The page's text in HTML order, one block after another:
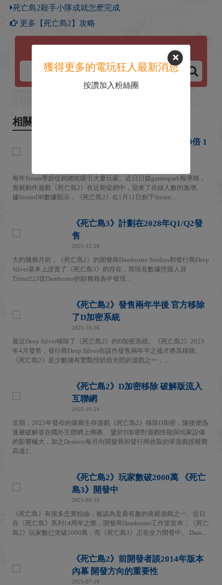
死亡島2殺手小隊成就怎麽完成
更多【死亡島2】攻略
相關新聞
《死亡島2》Steam玩家數暴漲40倍 1
每年Steam季節促銷總能吸引大量玩家。近日日媒gamespark報導稱，
喪屍動作遊戲《死亡島2》在近期促銷中，迎來了在線人數的激增。
據SteamDB數據顯示，《死亡島2》在1月11日創下Steam...
《死亡島3》計劃在2028年Q1/Q2發
售
2025-12-16
大約幾個月前，《死亡島2》的開發商Dambuster Studios和發行商Deep
Silver基本上證實了《死亡島3》的存在，而現在數據挖掘人員
Timur222從Dambuster的財務報表中發現...
《死亡島2》發售兩年半後 官方移除
了D加密系統
2025-10-26
最近Deep Silver移除了《死亡島2》的D加密系統。《死亡島2》2023
年4月發售，發行商Deep Silver在該作發售兩年半之後才將其移除。
《死亡島2》是少數擁有驚豔預烘焙光照的遊戲之一，...
《死亡島2》D加密移除 破解版流入
互聯網
2025-10-24
近期，2023年發布的僵屍生存遊戲《死亡島2》移除D加密，隨後便迅
速被破解並在國外互聯網上傳播。 鑒於D加密對遊戲性能與玩家設備
的影響極大，加之Denuvo每月向開發商和發行商收取的單遊戲授權費
高達2...
《死亡島2》玩家數破2000萬 《死亡
島3》開發中
2025-09-10
《死亡島》有很多忠實粉絲，被認為是最有趣的喪屍遊戲之一。近日
在《死亡島》系列14周年之際，開發商Dambuster工作室宣布，《死亡
島2》玩家數已突破2000萬，而《死亡島3》正在全力開發中。 Dam...
《死亡島2》前開發者談2014年版本
內幕 開發方向的重要性
2025-07-16
獲得更多的電玩狂人最新消息
按讚加入粉絲團